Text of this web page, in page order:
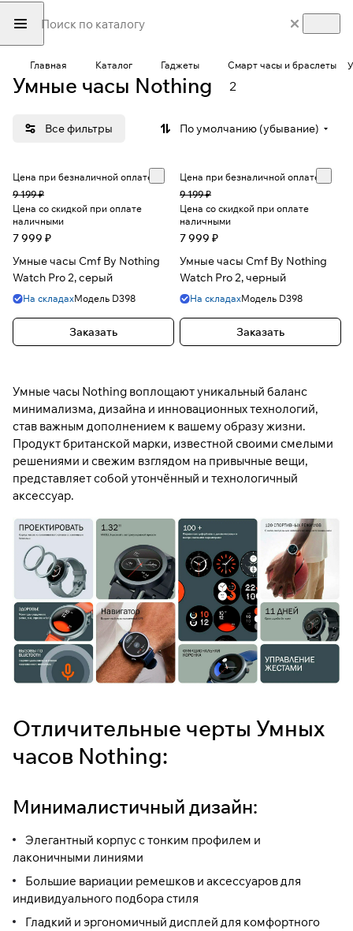
Главная Каталог Гаджеты Смарт часы и браслеты
Умные часы Nothing 2
Все фильтры По умолчанию (убывание)
Цена при безналичной оплате
9 199 ₽
Цена со скидкой при оплате
наличными
7 999 ₽
Умные часы Cmf By Nothing
Watch Pro 2, серый
На складахМодель D398
Заказать
Цена при безналичной оплате
9 199 ₽
Цена со скидкой при оплате
наличными
7 999 ₽
Умные часы Cmf By Nothing
Watch Pro 2, черный
На складахМодель D398
Заказать
Умные часы Nothing воплощают уникальный баланс
минимализма, дизайна и инновационных технологий,
став важным дополнением к вашему образу жизни.
Продукт британской марки, известной своими смелыми
решениями и свежим взглядом на привычные вещи,
представляет собой утончённый и технологичный
аксессуар.
Отличительные черты Умных
часов Nothing:
Минималистичный дизайн:
Элегантный корпус с тонким профилем и
лаконичными линиями
Большие вариации ремешков и аксессуаров для
индивидуального подбора стиля
Гладкий и эргономичный дисплей для комфортного